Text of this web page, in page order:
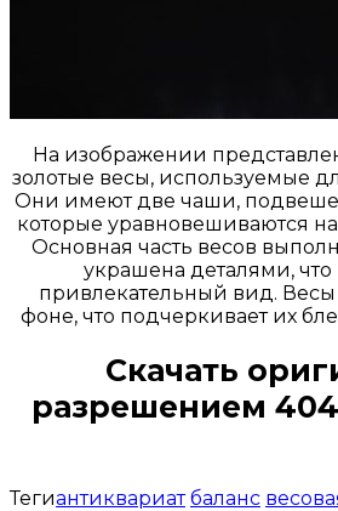
На изображении
золотые весы, используемые
Они имеют две чаши,
которые уравновешиваются
Основная часть весов
украшена деталями,
привлекательный вид. Весы
фоне, что подчеркивает их
Скачать
разрешением
Тегиантиквариат баланс